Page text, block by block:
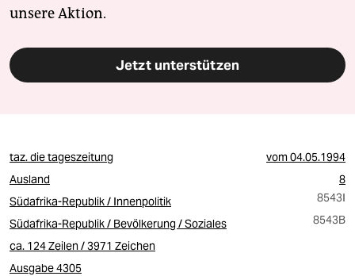
unsere Aktion.
Jetzt unterstützen
taz. die tageszeitung vom04.05.1994
Ausland
8
Südafrika-Republik / Innenpolitik
8543I
Südafrika-Republik / Bevölkerung / Soziales
8543B
ca. 124 Zeilen / 3971 Zeichen
Ausgabe 4305